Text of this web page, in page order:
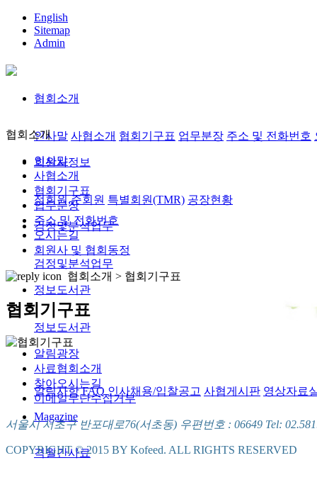
English
Sitemap
Admin
협회소개
인사말 사협소개 협회기구표 업무분장 주소 및 전화번호
회원사정보
정회원,준회원 특별회원(TMR) 공장현황
검정및분석업무
검정및분석업무
정보도서관
정보도서관
알림광장
알림사항 FAQ 인사채용/입찰공고 사협게시판 영상자료
Magazine
격월간사료
협회소개
인사말
사협소개
협회기구표
업무분장
주소 및 전화번호
오시는길
회원사 및 협회동정
협회소개 > 협회기구표
협회기구표
사료협회소개
찾아오시는길
이메일무단수집거부
서울시 서초구 반포대로76(서초동) 우편번호 : 06649 Tel:
COPYRIGHT © 2015 BY Kofeed. ALL RIGHTS RESERVED